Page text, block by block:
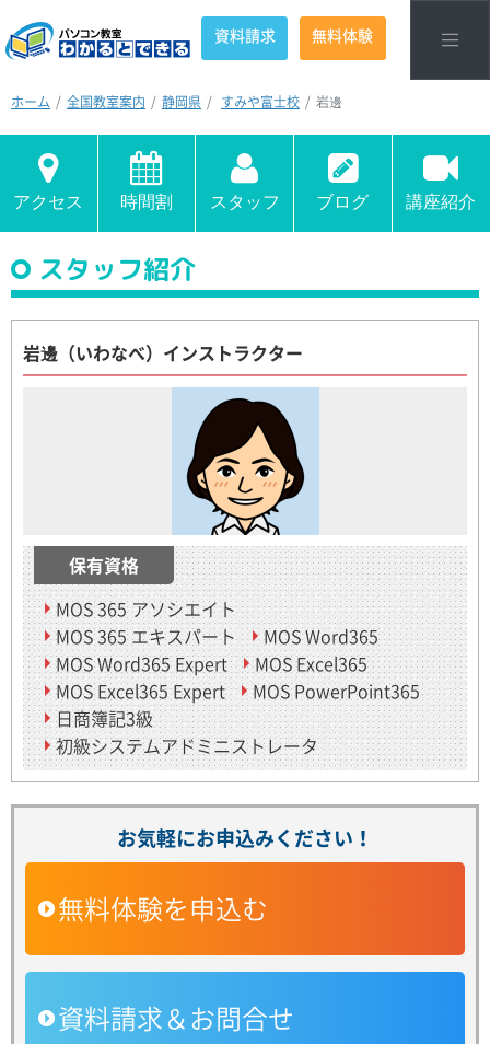
資料請求 無料体験
ホーム 全国教室案内 静岡県 すみや富士校 岩邊
アクセス 時間割 スタッフ ブログ 講座紹介
スタッフ紹介
岩邊（いわなべ）インストラクター
保有資格
MOS 365 アソシエイト
MOS 365 エキスパート
MOS Word365
MOS Word365 Expert
MOS Excel365
MOS Excel365 Expert
MOS PowerPoint365
日商簿記3級
初級システムアドミニストレータ
お気軽にお申込みください！
無料体験を申込む
資料請求＆お問合せ